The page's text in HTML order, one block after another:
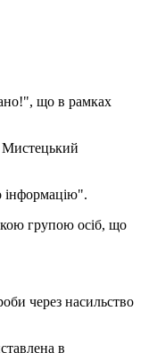
що в рамках
Мистецький
інформацію".
групою осіб, що
через насильство
в